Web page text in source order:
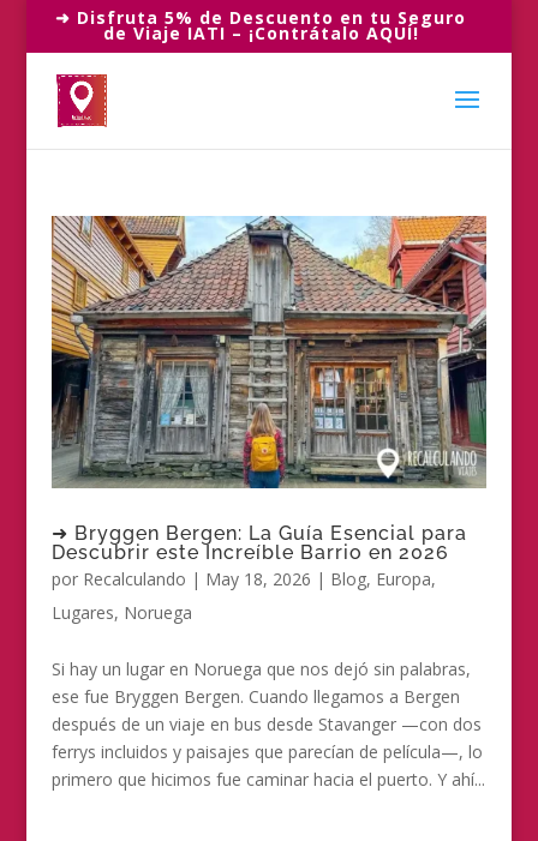
➜ Disfruta 5% de Descuento en tu Seguro
de Viaje IATI – ¡Contrátalo AQUÍ!
➜ Bryggen Bergen: La Guía Esencial para
Descubrir este Increíble Barrio en 2026
por Recalculando | May 18, 2026 | Blog, Europa,
Lugares, Noruega
Si hay un lugar en Noruega que nos dejó sin palabras,
ese fue Bryggen Bergen. Cuando llegamos a Bergen
después de un viaje en bus desde Stavanger —con dos
ferrys incluidos y paisajes que parecían de película—, lo
primero que hicimos fue caminar hacia el puerto. Y ahí...